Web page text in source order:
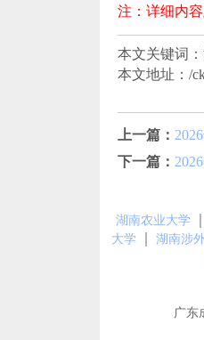
注：详细内
本文关键词
本文地址：/
上一篇：
下一篇：
湖南农业大学
大学
湖南涉
广东